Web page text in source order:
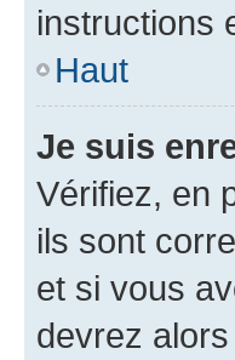
instructions
Haut
Je suis
Vérifiez, en
ils sont
et si vous
devrez